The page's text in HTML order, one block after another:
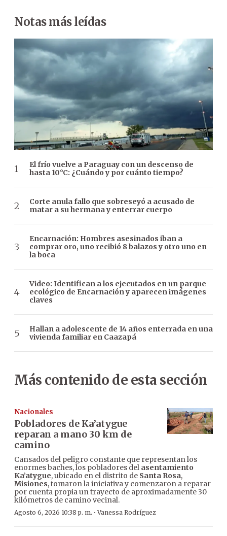
Notas más leídas
El frío vuelve a Paraguay con un descenso de
hasta 10°C: ¿Cuándo y por cuánto tiempo?
Corte anula fallo que sobreseyó a acusado de
matar a su hermana y enterrar cuerpo
Encarnación: Hombres asesinados iban a
comprar oro, uno recibió 8 balazos y otro uno en
la boca
Video: Identifican a los ejecutados en un parque
ecológico de Encarnación y aparecen imágenes
claves
Hallan a adolescente de 14 años enterrada en una
vivienda familiar en Caazapá
Más contenido de esta sección
Nacionales
Pobladores de Ka’atygue
reparan a mano 30 km de
camino
Cansados del peligro constante que representan los
enormes baches, los pobladores del asentamiento
Ka’atygue, ubicado en el distrito de Santa Rosa,
Misiones, tomaron la iniciativa y comenzaron a reparar
por cuenta propia un trayecto de aproximadamente 30
kilómetros de camino vecinal.
Agosto 6, 2026 10:38 p. m. ·Vanessa Rodríguez